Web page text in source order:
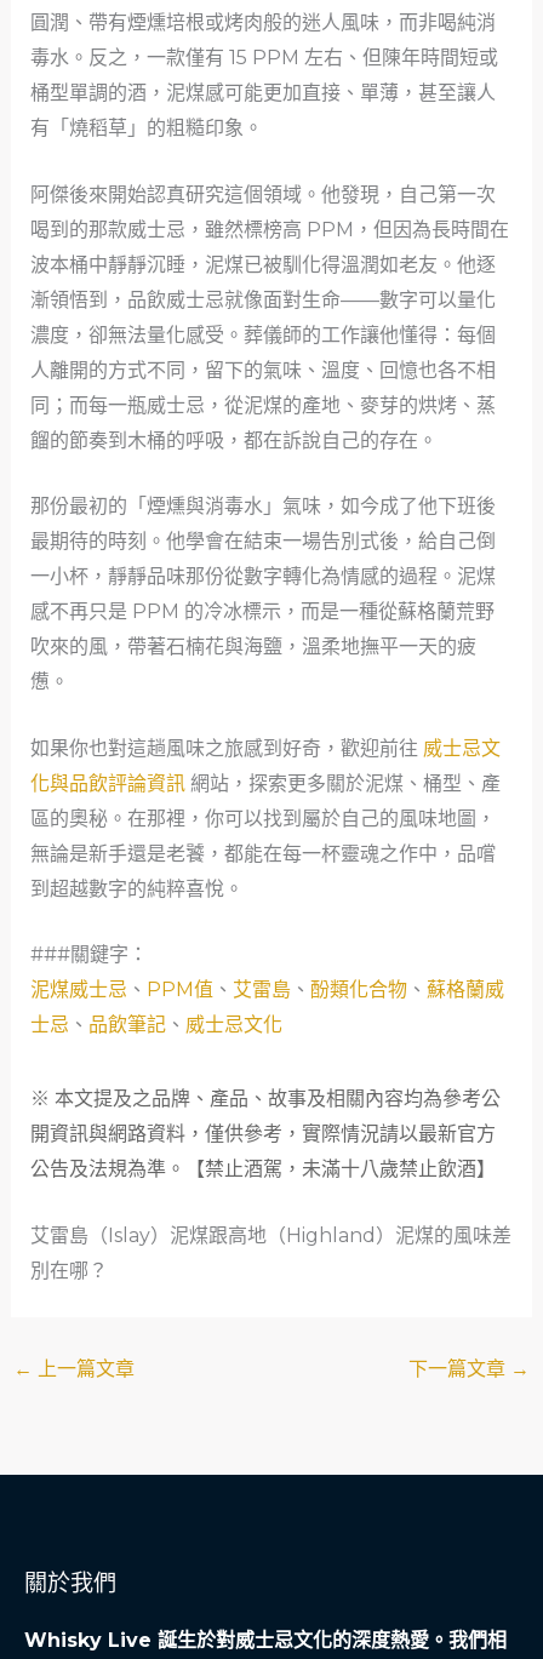
圓潤、帶有煙燻培根或烤肉般的迷人風味，而非喝純消
毒水。反之，一款僅有 15 PPM 左右、但陳年時間短或
桶型單調的酒，泥煤感可能更加直接、單薄，甚至讓人
有「燒稻草」的粗糙印象。
阿傑後來開始認真研究這個領域。他發現，自己第一次
喝到的那款威士忌，雖然標榜高 PPM，但因為長時間在
波本桶中靜靜沉睡，泥煤已被馴化得溫潤如老友。他逐
漸領悟到，品飲威士忌就像面對生命——數字可以量化
濃度，卻無法量化感受。葬儀師的工作讓他懂得：每個
人離開的方式不同，留下的氣味、溫度、回憶也各不相
同；而每一瓶威士忌，從泥煤的產地、麥芽的烘烤、蒸
餾的節奏到木桶的呼吸，都在訴說自己的存在。
那份最初的「煙燻與消毒水」氣味，如今成了他下班後
最期待的時刻。他學會在結束一場告別式後，給自己倒
一小杯，靜靜品味那份從數字轉化為情感的過程。泥煤
感不再只是 PPM 的冷冰標示，而是一種從蘇格蘭荒野
吹來的風，帶著石楠花與海鹽，溫柔地撫平一天的疲
憊。
如果你也對這趟風味之旅感到好奇，歡迎前往 威士忌文
化與品飲評論資訊網站，探索更多關於泥煤、桶型、產
區的奧秘。在那裡，你可以找到屬於自己的風味地圖，
無論是新手還是老饕，都能在每一杯靈魂之作中，品嚐
到超越數字的純粹喜悅。
###關鍵字：
泥煤威士忌 、 PPM值 、 艾雷島、 酚類化合物、 蘇格蘭威
士忌 、 品飲筆記、 威士忌文化
※ 本文提及之品牌、產品、故事及相關內容均為參考公
開資訊與網路資料，僅供參考，實際情況請以最新官方
公告及法規為準。【禁止酒駕，未滿十八歲禁止飲酒】
艾雷島（Islay）泥煤跟高地（Highland）泥煤的風味差
別在哪？
← 上一篇文章 下一篇文章 →
關於我們
Whisky Live 誕生於對威士忌文化的深度熱愛。我們相